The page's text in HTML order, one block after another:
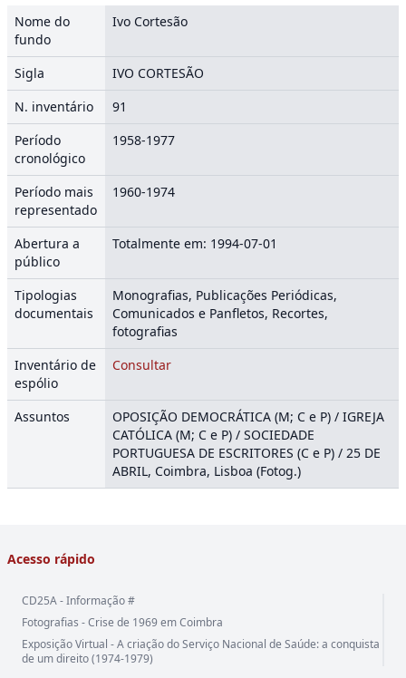
Nome do
fundo
Ivo Cortesão
Sigla
IVO CORTESÃO
N. inventário
91
Período
cronológico
1958-1977
Período mais
representado
1960-1974
Abertura a
público
Totalmente em: 1994-07-01
Tipologias
documentais
Monografias, Publicações Periódicas,
Comunicados e Panfletos, Recortes,
fotografias
Inventário de
espólio
Consultar
Assuntos
OPOSIÇÃO DEMOCRÁTICA (M; C e P) / IGREJA
CATÓLICA (M; C e P) / SOCIEDADE
PORTUGUESA DE ESCRITORES (C e P) / 25 DE
ABRIL, Coimbra, Lisboa (Fotog.)
Acesso rápido
CD25A - Informação #
Fotografias - Crise de 1969 em Coimbra
Exposição Virtual - A criação do Serviço Nacional de Saúde: a conquista
de um direito (1974-1979)